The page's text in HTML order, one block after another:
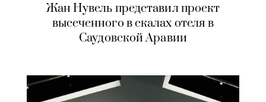
Жан Нувель представил проект
высеченного в скалах отеля в
Саудовской Аравии